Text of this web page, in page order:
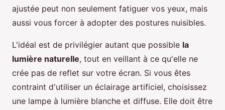
ajustée peut non seulement fatiguer vos yeux, mais
aussi vous forcer à adopter des postures nuisibles.
L'idéal est de privilégier autant que possible la
lumière naturelle, tout en veillant à ce qu'elle ne
crée pas de reflet sur votre écran. Si vous êtes
contraint d'utiliser un éclairage artificiel, choisissez
une lampe à lumière blanche et diffuse. Elle doit être